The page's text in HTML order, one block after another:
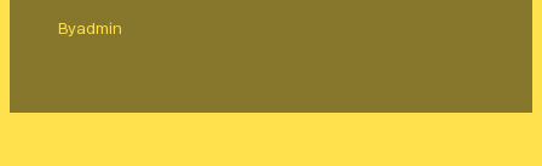
Byadmin